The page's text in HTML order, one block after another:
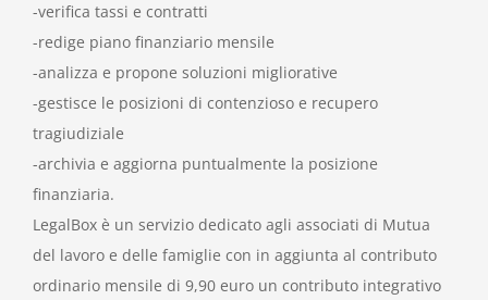
-verifica tassi e contratti
-redige piano finanziario mensile
-analizza e propone soluzioni migliorative
-gestisce le posizioni di contenzioso e recupero
tragiudiziale
-archivia e aggiorna puntualmente la posizione
finanziaria.
LegalBox è un servizio dedicato agli associati di Mutua
del lavoro e delle famiglie con in aggiunta al contributo
ordinario mensile di 9,90 euro un contributo integrativo